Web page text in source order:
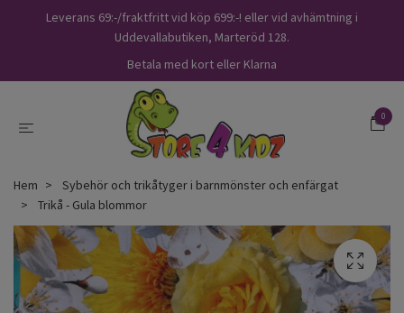
Leverans 69:-/fraktfritt vid köp 699:-! eller vid avhämtning i
Uddevallabutiken, Marteröd 128.
Betala med kort eller Klarna
0
Hem
Sybehör och trikåtyger i barnmönster och enfärgat
Trikå - Gula blommor